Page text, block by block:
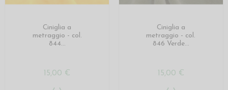
Ciniglia a
metraggio - col.
844...
15,00 €
Ciniglia a
metraggio - col.
846 Verde...
15,00 €